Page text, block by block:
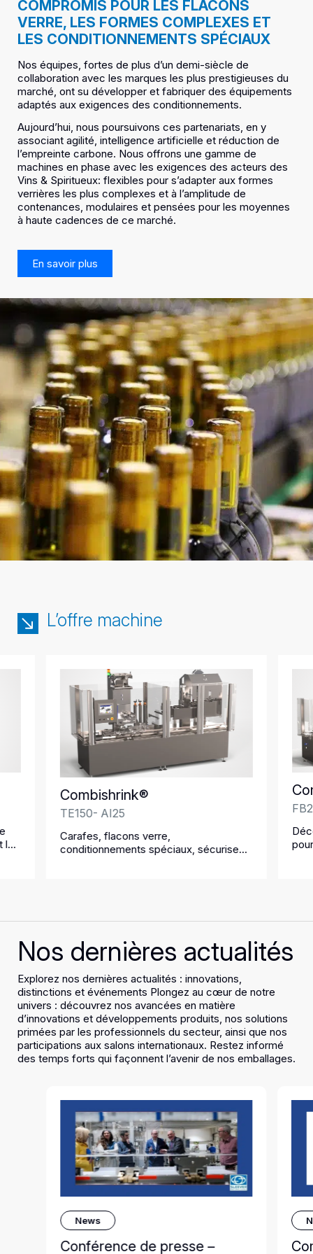
COMPROMIS POUR LES FLACONS
VERRE, LES FORMES COMPLEXES ET
LES CONDITIONNEMENTS SPÉCIAUX
Nos équipes, fortes de plus d’un demi-siècle de
collaboration avec les marques les plus prestigieuses du
marché, ont su développer et fabriquer des équipements
adaptés aux exigences des conditionnements.
Aujourd’hui, nous poursuivons ces partenariats, en y
associant agilité, intelligence artificielle et réduction de
l’empreinte carbone. Nous offrons une gamme de
machines en phase avec les exigences des acteurs des
Vins & Spiritueux: flexibles pour s’adapter aux formes
verrières les plus complexes et à l’amplitude de
contenances, modulaires et pensées pour les moyennes
à haute cadences de ce marché.
En savoir plus
L’offre machine
le
Combishrink®
TE150- AI25
Carafes, flacons verre,
conditionnements spéciaux, sécurisez
Nos dernières actualités
Explorez nos dernières actualités : innovations,
distinctions et événements Plongez au cœur de notre
univers : découvrez nos avancées en matière
d’innovations et développements produits, nos solutions
primées par les professionnels du secteur, ainsi que nos
participations aux salons internationaux. Restez informé
des temps forts qui façonnent l’avenir de nos emballages.
News
Conférence de presse –